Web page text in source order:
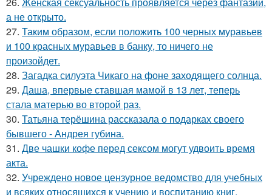
а не открыто.
27. Таким образом, если положить 100 черных муравьев
и 100 красных муравьев в банку, то ничего не
произойдет.
28. Загадка силуэта Чикаго на фоне заходящего солнца.
29. Даша, впервые ставшая мамой в 13 лет, теперь
стала матерью во второй раз.
30. Татьяна терёшина рассказала о подарках своего
бывшего - Андрея губина.
31. Две чашки кофе перед сексом могут удвоить время
акта.
32. Учреждено новое цензурное ведомство для учебных
и всяких относящихся к учению и воспитанию книг.